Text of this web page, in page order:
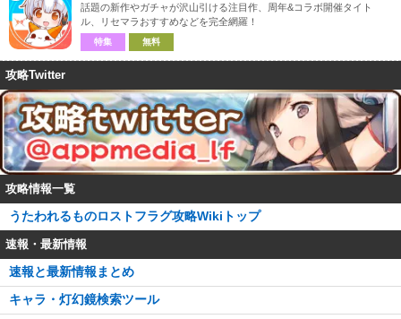
話題の新作やガチャが沢山引ける注目作、周年&コラボ開催タイト
ル、リセマラおすすめなどを完全網羅！
特集 無料
攻略Twitter
攻略情報一覧
うたわれるものロストフラグ攻略Wikiトップ
速報・最新情報
速報と最新情報まとめ
キャラ・灯幻鏡検索ツール